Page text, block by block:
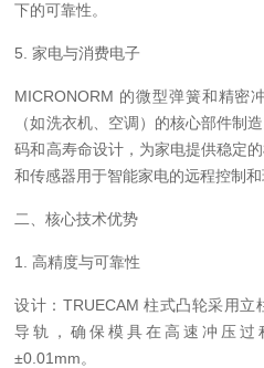
下的可靠性。
5. 家电与消费电子
MICRONORM 的微型弹簧和精密
（如洗衣机、空调）的核心部件制
码和高寿命设计，为家电提供稳定
和传感器用于智能家电的远程控制
二、核心技术优势
1. 高精度与可靠性
设计：TRUECAM 柱式凸轮采用
导轨，确保模具在高速冲压
±0.01mm。